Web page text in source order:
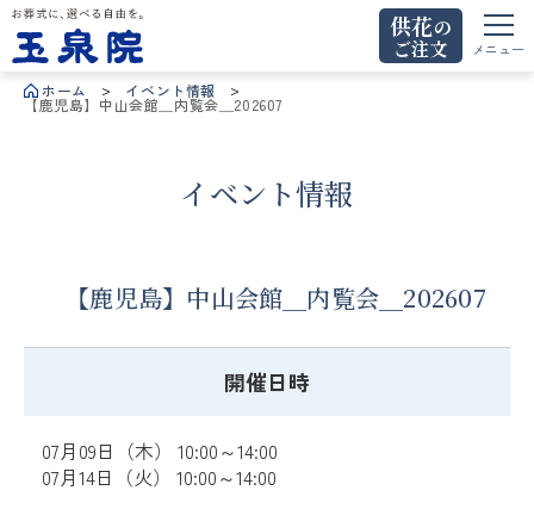
お葬式に、選べる自由を。玉泉院
供花の
ご注文
メニュー
ホーム イベント情報
【鹿児島】中山会館＿内覧会＿202607
イベント情報
【鹿児島】中山会館＿内覧会＿202607
開催日時
07月09日（木） 10:00～14:00
07月14日（火） 10:00～14:00